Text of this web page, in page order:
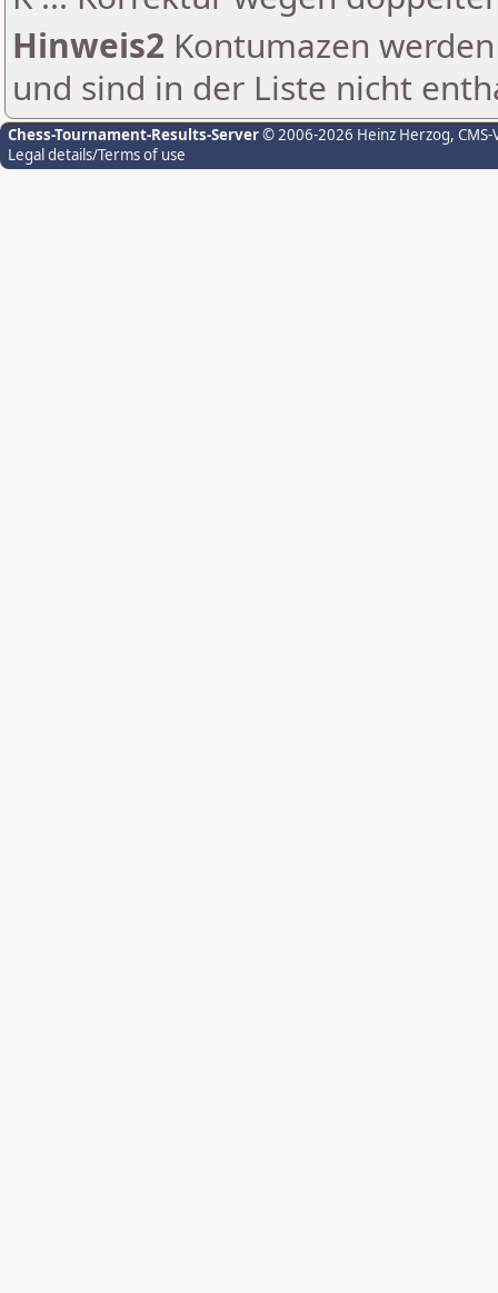
Hinweis2 Kontumazen
und sind in der Liste nicht
Chess-Tournament-Results-Server© 2006-2026 Heinz Herzog,
Legal details/Terms of use